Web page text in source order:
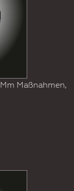
Maßnahmen,